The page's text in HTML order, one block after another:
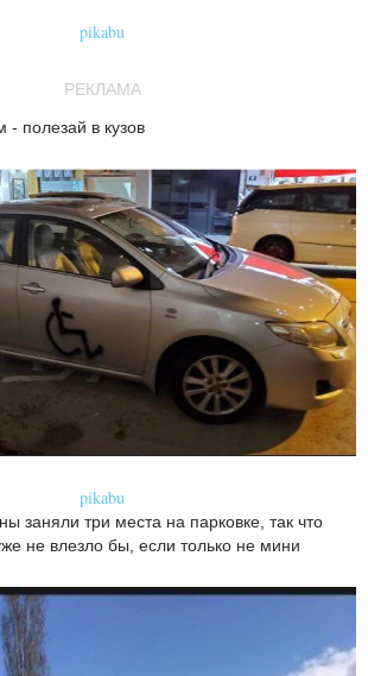
pikabu
РЕКЛАМА
- полезай в кузов
pikabu
заняли три места на парковке, так что
не влезло бы, если только не мини